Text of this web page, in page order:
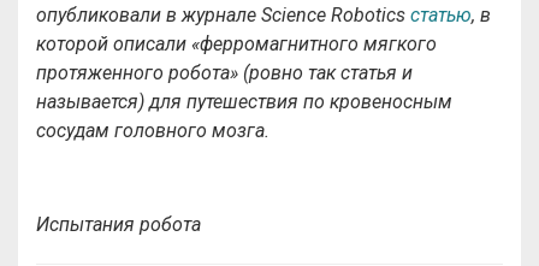
опубликовали в журнале Science Robotics статью, в
которой описали «ферромагнитного мягкого
протяженного робота» (ровно так статья и
называется) для путешествия по кровеносным
сосудам головного мозга.
Испытания робота